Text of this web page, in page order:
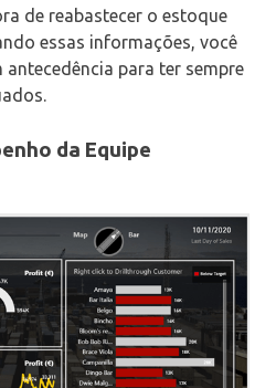
de reabastecer o estoque
essas informações, você
para ter sempre
da Equipe